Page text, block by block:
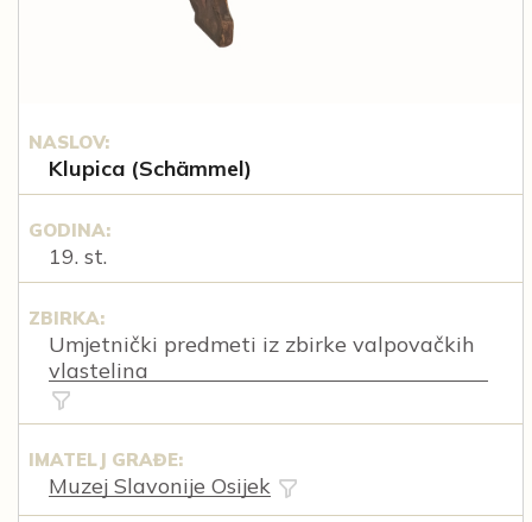
NASLOV:
Klupica (Schämmel)
GODINA:
19. st.
ZBIRKA:
Umjetnički predmeti iz zbirke valpovačkih
vlastelina
IMATELJ GRAĐE:
Muzej Slavonije Osijek